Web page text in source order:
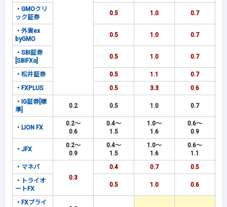
・ GMOクリ
ック証券
0.5 1.0 0.7
・ 外貨ex
byGMO
0.5 1.0 0.7
・ SBI証券
[SBIFXα]
0.5 1.0 0.7
・ 松井証券 0.5 1.1
0.7
・ FXPLUS 0.5 3.3
0.6
・ IG証券[標
準]
0.2 0.5 1.0 0.7
・ LION FX
0.2～
0.6
0.4～
1.5
1.0～
1.6
0.6～
0.9
・ JFX
0.2～
0.9
0.4～
1.5
1.0～
1.6
0.6～
1.1
・ マネパ
0.3
0.4 0.7
0.5
・
トライオ
ートFX
0.5 1.0 0.6
・ FXプライ